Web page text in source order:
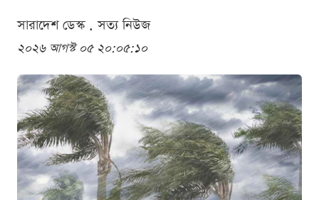
সারাদেশ ডেস্ক . সত্য নিউজ
২০২৬ আগস্ট ০৫ ২০:০৫:১০